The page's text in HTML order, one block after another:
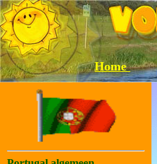
Home